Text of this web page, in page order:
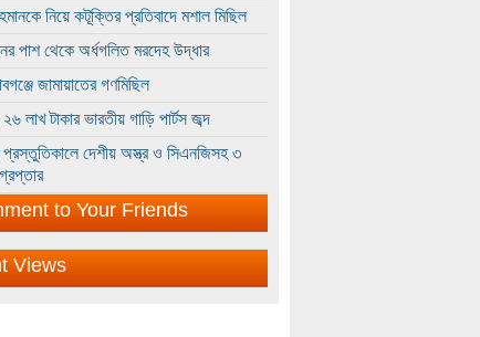
নিয়ে কটূক্তির প্রতিবাদে মশাল মিছিল
পাশ থেকে অর্ধগলিত মরদেহ উদ্ধার
জামায়াতের গণমিছিল
লাখ টাকার ভারতীয় গাড়ি পার্টস জব্দ
প্রস্তুতিকালে দেশীয় অস্ত্র ও সিএনজিসহ ৩
to Your Friends
Views